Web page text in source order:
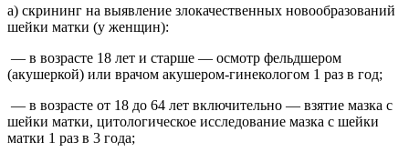
а) скрининг на выявление злокачественных новообразований
шейки матки (у женщин):
— в возрасте 18 лет и старше — осмотр фельдшером
(акушеркой) или врачом акушером-гинекологом 1 раз в год;
— в возрасте от 18 до 64 лет включительно — взятие мазка с
шейки матки, цитологическое исследование мазка с шейки
матки 1 раз в 3 года;